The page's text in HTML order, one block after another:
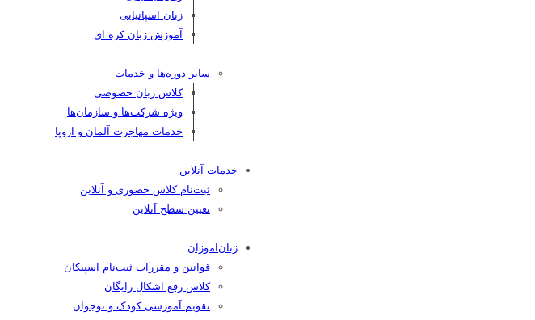
زبان اسپانیایی
آموزش زبان کره ای
سایر دوره‌ها و خدمات
کلاس زبان خصوصی
ویژه شرکت‌ها و سازمان‌ها
خدمات مهاجرت آلمان و اروپا
خدمات آنلاین
ثبت‌نام کلاس حضوری و آنلاین
تعیین سطح آنلاین
زبان‌آموزان
قوانین و مقررات ثبت‌نام اسپیکان
کلاس رفع اشکال رایگان
تقویم آموزشی کودک و نوجوان